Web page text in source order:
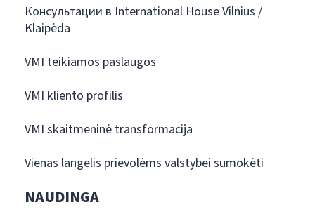
Консультации в International House Vilnius /
Klaipėda
VMI teikiamos paslaugos
VMI kliento profilis
VMI skaitmeninė transformacija
Vienas langelis prievolėms valstybei sumokėti
NAUDINGA